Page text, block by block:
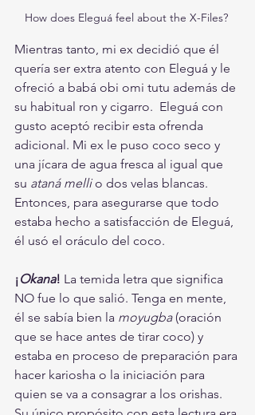
How does Eleguá feel about the X-Files?
Mientras tanto, mi ex decidió que él
quería ser extra atento con Eleguá y le
ofreció a babá obi omi tutu además de
su habitual ron y cigarro.  Eleguá con
gusto aceptó recibir esta ofrenda
adicional. Mi ex le puso coco seco y
una jícara de agua fresca al igual que
su ataná melli o dos velas blancas.
Entonces, para asegurarse que todo
estaba hecho a satisfacción de Eleguá,
él usó el oráculo del coco.
¡Okana! La temida letra que significa
NO fue lo que salió. Tenga en mente,
él se sabía bien la moyugba (oración
que se hace antes de tirar coco) y
estaba en proceso de preparación para
hacer kariosha o la iniciación para
quien se va a consagrar a los orishas.